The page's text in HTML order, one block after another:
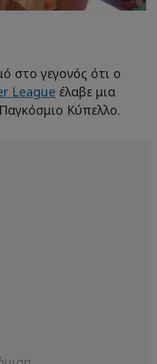
στο γεγονός ότι ο
League έλαβε μια
Κύπελλο.